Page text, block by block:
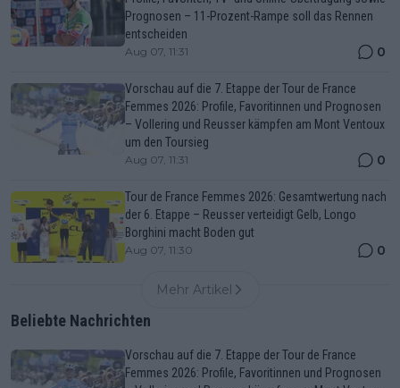
Prognosen – 11-Prozent-Rampe soll das Rennen
entscheiden
Aug 07, 11:31 0
Vorschau auf die 7. Etappe der Tour de France
Femmes 2026: Profile, Favoritinnen und Prognosen
– Vollering und Reusser kämpfen am Mont Ventoux
um den Toursieg
Aug 07, 11:31 0
Tour de France Femmes 2026: Gesamtwertung nach
der 6. Etappe – Reusser verteidigt Gelb, Longo
Borghini macht Boden gut
Aug 07, 11:30 0
Mehr Artikel
Beliebte Nachrichten
Vorschau auf die 7. Etappe der Tour de France
Femmes 2026: Profile, Favoritinnen und Prognosen